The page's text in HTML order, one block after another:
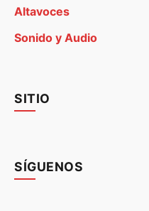
Altavoces
Sonido y Audio
SITIO
SÍGUENOS